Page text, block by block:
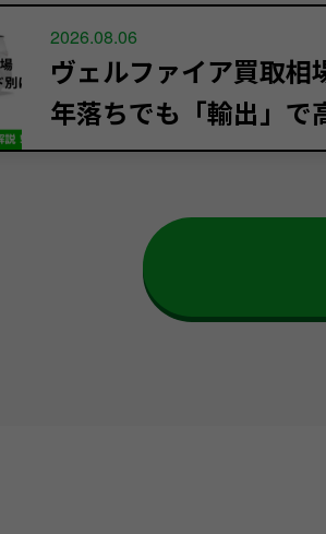
2026.08.06
ヴェルファイア買取相
年落ちでも「輸出」で